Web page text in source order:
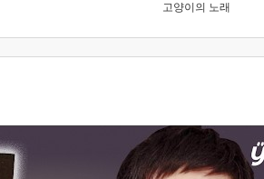
고양이의 노래